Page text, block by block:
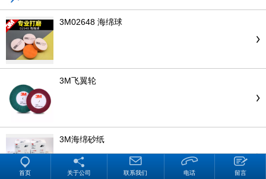
3M02648 海绵球
3M飞翼轮
3M海绵砂纸
首页 关于公司 联系我们 电话 留言